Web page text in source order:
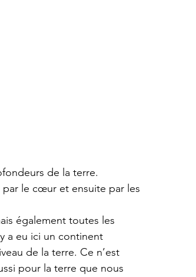
de la terre.
par le cœur et ensuite par les
également toutes les
a eu ici un continent
de la terre. Ce n’est
pour la terre que nous